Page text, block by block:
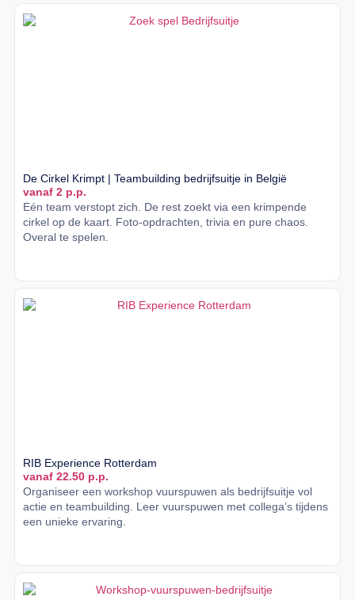
De Cirkel Krimpt | Teambuilding bedrijfsuitje in België
vanaf 2 p.p.
Eén team verstopt zich. De rest zoekt via een krimpende
cirkel op de kaart. Foto-opdrachten, trivia en pure chaos.
Overal te spelen.
RIB Experience Rotterdam
vanaf 22.50 p.p.
Organiseer een workshop vuurspuwen als bedrijfsuitje vol
actie en teambuilding. Leer vuurspuwen met collega’s tijdens
een unieke ervaring.